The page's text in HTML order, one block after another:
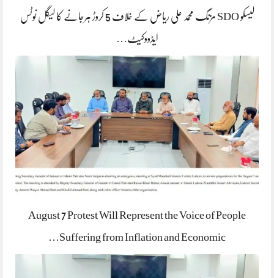
لیسکو SDO مزنگ محمد علی ریاض کے خلاف 5 کروڑ ہرجانے کا لیگل نوٹس
ایڈووکیٹ…
August 7 Protest Will Represent the Voice of People
Suffering from Inflation and Economic…